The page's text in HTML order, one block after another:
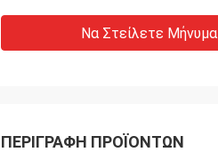
Να Στείλετε Μήνυμα
ΠΕΡΙΓΡΑΦΉ ΠΡΟΪΌΝΤΩΝ